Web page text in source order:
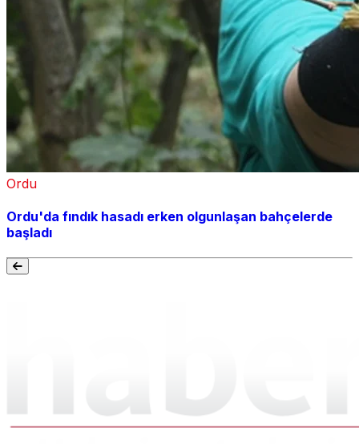
Ordu
Ordu'da fındık hasadı erken olgunlaşan bahçelerde
başladı